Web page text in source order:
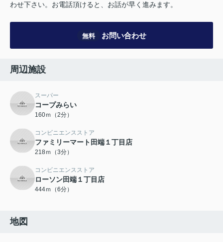
わせ下さい。お電話頂けると、お話が早く進みます。
無料 お問い合わせ
周辺施設
スーパー
コープみらい
160ｍ（2分）
コンビニエンスストア
ファミリーマート田端１丁目店
218ｍ（3分）
コンビニエンスストア
ローソン田端１丁目店
444ｍ（6分）
地図